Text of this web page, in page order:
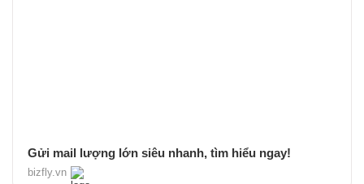
Gửi mail lượng lớn siêu nhanh, tìm hiểu ngay!
bizfly.vn